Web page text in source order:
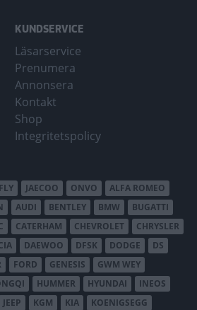
KUNDSERVICE
Läsarservice
Prenumera
Annonsera
Kontakt
Shop
Integritetspolicy
JAECOO ONVO
ALFA ROMEO
AUDI BENTLEY BMW
BUGATTI
CATERHAM CHEVROLET
CHRYSLER
DAEWOO DFSK DODGE
DS
FORD GENESIS
GWM WEY
HUMMER HYUNDAI
INEOS
JEEP KGM KIA
KOENIGSEGG